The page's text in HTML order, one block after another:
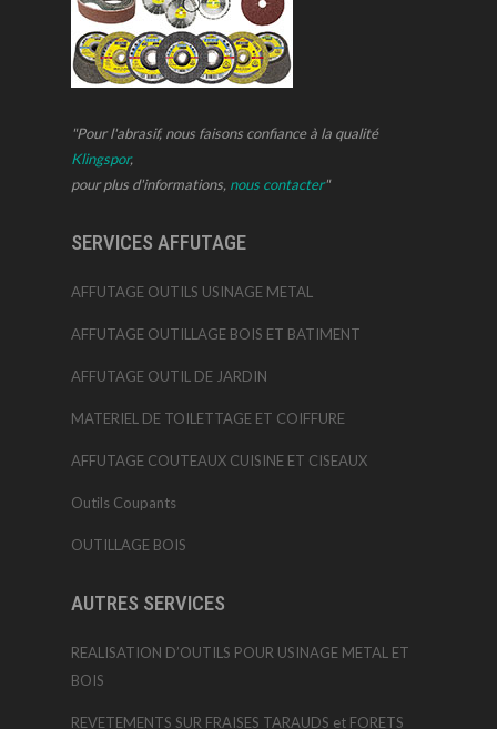
"Pour l'abrasif, nous faisons confiance à la qualité
Klingspor,
pour plus d'informations, nous contacter"
SERVICES AFFUTAGE
AFFUTAGE OUTILS USINAGE METAL
AFFUTAGE OUTILLAGE BOIS ET BATIMENT
AFFUTAGE OUTIL DE JARDIN
MATERIEL DE TOILETTAGE ET COIFFURE
AFFUTAGE COUTEAUX CUISINE ET CISEAUX
Outils Coupants
OUTILLAGE BOIS
AUTRES SERVICES
REALISATION D’OUTILS POUR USINAGE METAL ET
BOIS
REVETEMENTS SUR FRAISES TARAUDS et FORETS